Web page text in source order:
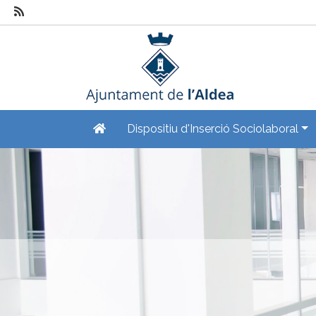
Dispositiu d'Inserció Sociolaboral